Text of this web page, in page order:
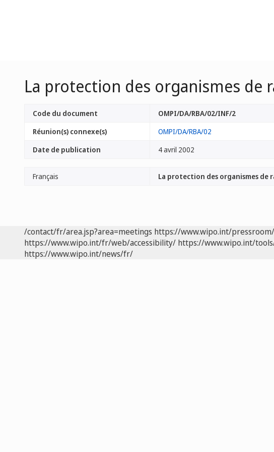
La protection des organismes de
Code du document
OMPI/DA/RBA/02/INF/2
Réunion(s) connexe(s)
OMPI/DA/RBA/02
Date de publication
4 avril 2002
Français La protection des organismes de
/contact/fr/area.jsp?area=meetings https://www.wipo.int/
https://www.wipo.int/fr/web/accessibility/ https://www.wipo.int/
https://www.wipo.int/news/fr/